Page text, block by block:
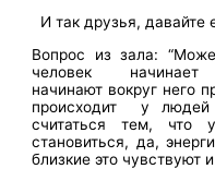
И так друзья, давайте
Вопрос из зала:
человек начинает
начинают вокруг него
происходит у
считаться тем, что
становиться, да,
близкие это чувствуют